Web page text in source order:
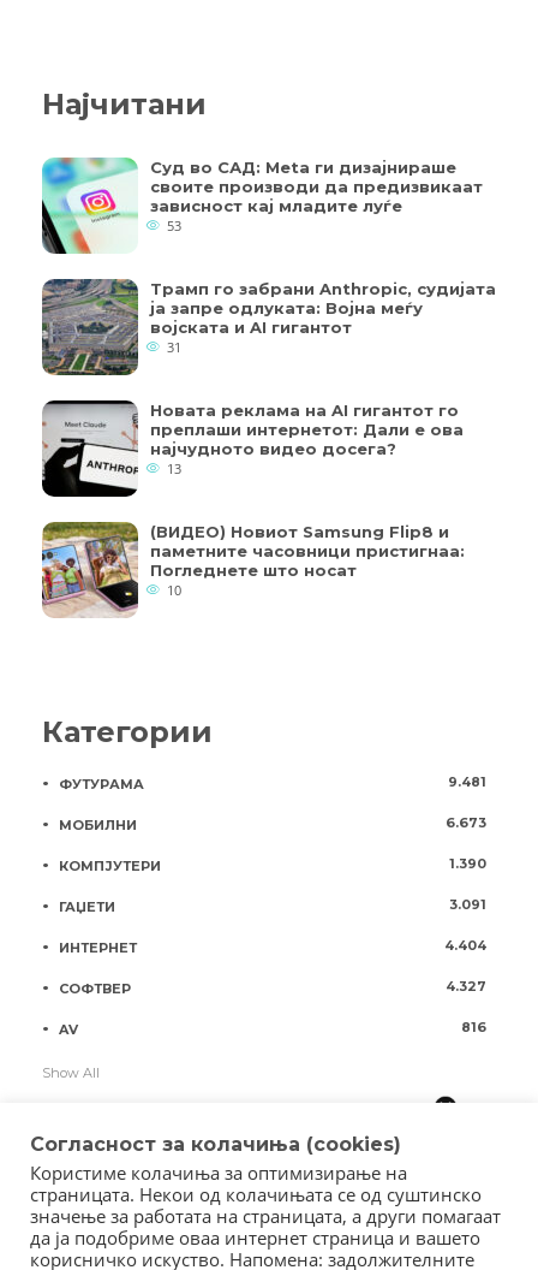
Најчитани
Суд во САД: Meta ги дизајнираше
своите производи да предизвикаат
зависност кај младите луѓе
53
Трамп го забрани Anthropic, судијата
ја запре одлуката: Војна меѓу
војската и AI гигантот
31
Новата реклама на AI гигантот го
преплаши интернетот: Дали е ова
најчудното видео досега?
13
(ВИДЕО) Новиот Samsung Flip8 и
паметните часовници пристигнаа:
Погледнете што носат
10
Категории
ФУТУРАМА 9.481
МОБИЛНИ 6.673
КОМПЈУТЕРИ 1.390
ГАЏЕТИ 3.091
ИНТЕРНЕТ 4.404
СОФТВЕР 4.327
AV 816
Show All
Согласност за колачиња (cookies)
Користиме колачиња за оптимизирање на
страницата. Некои од колачињата се од суштинско
значење за работата на страницата, а други помагаат
да ја подобриме оваа интернет страница и вашето
корисничко искуство. Напомена: задолжителните